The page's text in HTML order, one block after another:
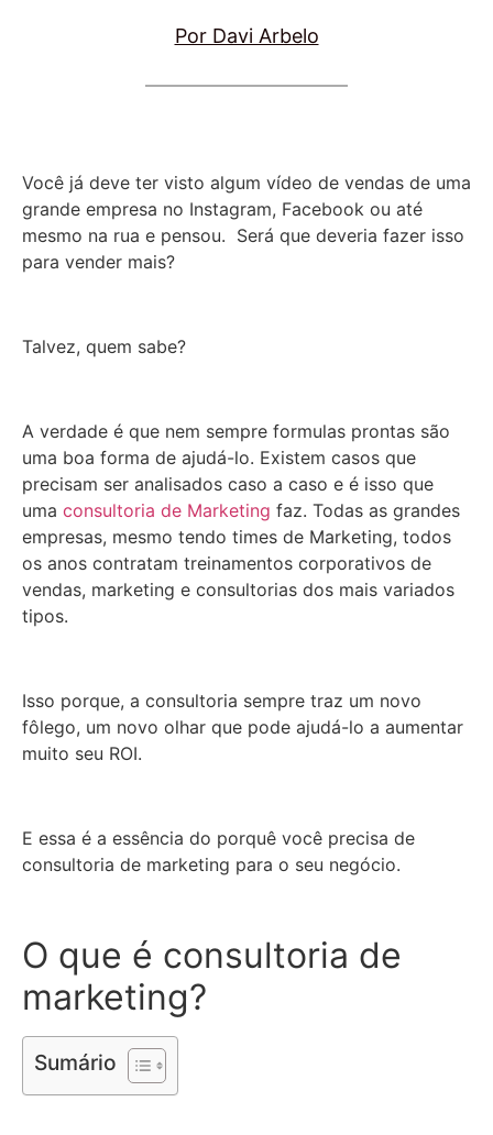
Por Davi Arbelo
Você já deve ter visto algum vídeo de vendas de uma
grande empresa no Instagram, Facebook ou até
mesmo na rua e pensou. Será que deveria fazer isso
para vender mais?
Talvez, quem sabe?
A verdade é que nem sempre formulas prontas são
uma boa forma de ajudá-lo. Existem casos que
precisam ser analisados caso a caso e é isso que
uma consultoria de Marketing faz. Todas as grandes
empresas, mesmo tendo times de Marketing, todos
os anos contratam treinamentos corporativos de
vendas, marketing e consultorias dos mais variados
tipos.
Isso porque, a consultoria sempre traz um novo
fôlego, um novo olhar que pode ajudá-lo a aumentar
muito seu ROI.
E essa é a essência do porquê você precisa de
consultoria de marketing para o seu negócio.
O que é consultoria de
marketing?
Sumário